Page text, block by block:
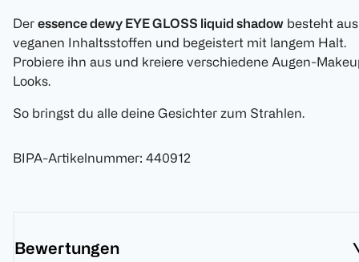
Der essence dewy EYE GLOSS liquid shadow besteht aus
veganen Inhaltsstoffen und begeistert mit langem Halt.
Probiere ihn aus und kreiere verschiedene Augen-
Looks.
So bringst du alle deine Gesichter zum Strahlen.
BIPA-Artikelnummer: 440912
Bewertungen